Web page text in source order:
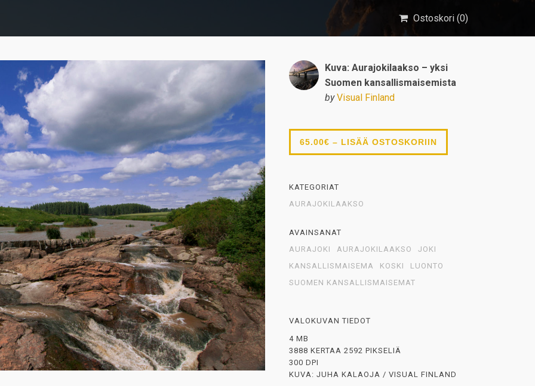
Ostoskori (0)
Kuva: Aurajokilaakso – yksi
Suomen kansallismaisemista
by Visual Finland
65.00€ – LISÄÄ OSTOSKORIIN
KATEGORIAT
AURAJOKILAAKSO
AVAINSANAT
AURAJOKI
AURAJOKILAAKSO
JOKI
KANSALLISMAISEMA
KOSKI
LUONTO
SUOMEN KANSALLISMAISEMAT
VALOKUVAN TIEDOT
4 MB
3888 KERTAA 2592 PIKSELIÄ
300 DPI
KUVA: JUHA KALAOJA / VISUAL FINLAND